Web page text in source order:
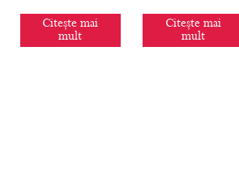
Citește mai
mult
Citește mai
mult